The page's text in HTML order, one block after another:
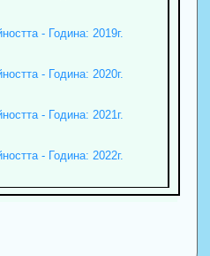
- Година: 2019г.
- Година: 2020г.
- Година: 2021г.
- Година: 2022г.